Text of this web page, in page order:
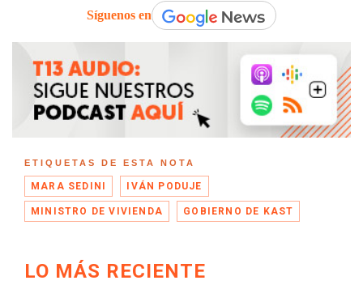
Síguenos en
ETIQUETAS DE ESTA NOTA
MARA SEDINI IVÁN PODUJE
MINISTRO DE VIVIENDA GOBIERNO DE KAST
LO MÁS RECIENTE